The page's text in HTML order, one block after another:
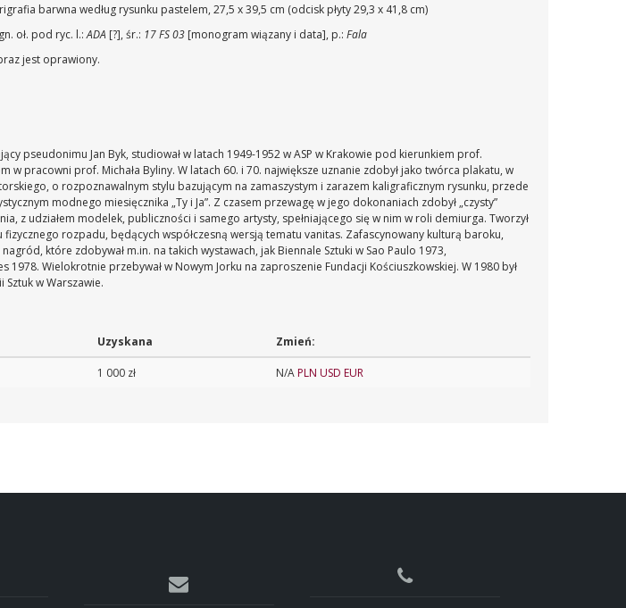
barwna według rysunku pastelem, 27,5 x 39,5 cm (odcisk płyty 29,3 x 41,8 cm)
oł. pod ryc. l.:ADA [?], śr.: 17 FS 03 [monogram wiązany i data], p.: Fala
jest oprawiony.
pseudonimu Jan Byk, studiował w latach 1949-1952 w ASP w Krakowie pod kierunkiem prof.
w pracowni prof. Michała Byliny. W latach 60. i 70. największe uznanie zdobył jako twórca plakatu, w
o rozpoznawalnym stylu bazującym na zamaszystym i zarazem kaligraficznym rysunku, przede
modnego miesięcznika „Ty i Ja”. Z czasem przewagę w jego dokonaniach zdobył „czysty”
z udziałem modelek, publiczności i samego artysty, spełniającego się w nim w roli demiurga. Tworzył
rozpadu, będących współczesną wersją tematu vanitas. Zafascynowany kulturą baroku,
które zdobywał m.in. na takich wystawach, jak Biennale Sztuki w Sao Paulo 1973,
Wielokrotnie przebywał w Nowym Jorku na zaproszenie Fundacji Kościuszkowskiej. W 1980 był
w Warszawie.
Uzyskana Zmień:
1 000 zł N/APLN USD EUR